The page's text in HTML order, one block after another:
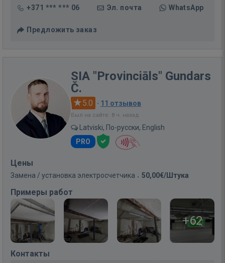
+371 *** *** 06 Эл. почта WhatsApp
Предложить заказ
SIA "Provinciāls" Gundars
Č.
5.0 · 11 отзывов
Был на сайте: 8 ч. назад
Latviski, По-русски, English
PRO
Цены
Замена / установка электросчетчика 50,00€/Штука
Примеры работ
+62
Контакты